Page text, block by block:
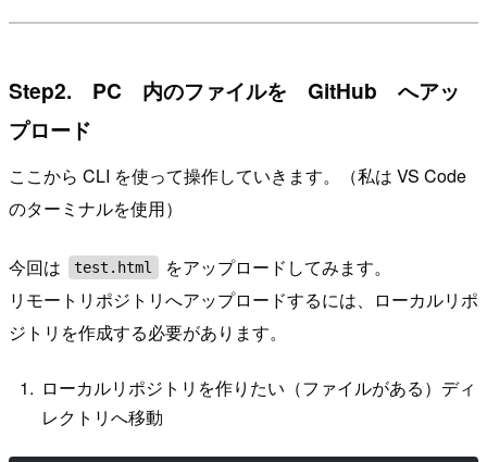
Step2. PC 内のファイルを GitHub へアッ
プロード
ここから CLI を使って操作していきます。（私は VS Code
のターミナルを使用）
今回は test.html
をアップロードしてみます。
リモートリポジトリへアップロードするには、ローカルリポ
ジトリを作成する必要があります。
ローカルリポジトリを作りたい（ファイルがある）ディ
レクトリへ移動